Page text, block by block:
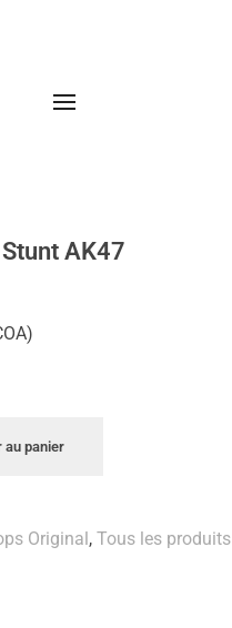
AK47
au panier
Original,Tous les produits